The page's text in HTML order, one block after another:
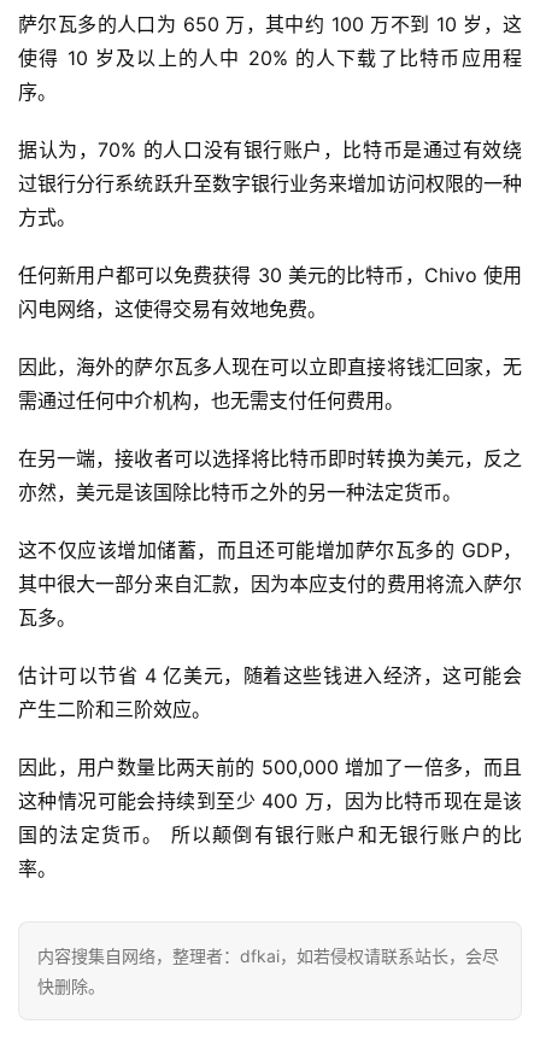
首
萨尔瓦多的人口为 650 万，其中约 100 万不到 10 岁，这
使得 10 岁及以上的人中 20% 的人下载了比特币应用程
序。
据认为，70% 的人口没有银行账户，比特币是通过有效绕
过银行分行系统跃升至数字银行业务来增加访问权限的一种
方式。
任何新用户都可以免费获得 30 美元的比特币，Chivo 使用
闪电网络，这使得交易有效地免费。
因此，海外的萨尔瓦多人现在可以立即直接将钱汇回家，无
需通过任何中介机构，也无需支付任何费用。
在另一端，接收者可以选择将比特币即时转换为美元，反之
亦然，美元是该国除比特币之外的另一种法定货币。
这不仅应该增加储蓄，而且还可能增加萨尔瓦多的 GDP，
其中很大一部分来自汇款，因为本应支付的费用将流入萨尔
瓦多。
估计可以节省 4 亿美元，随着这些钱进入经济，这可能会
产生二阶和三阶效应。
因此，用户数量比两天前的 500,000 增加了一倍多，而且
这种情况可能会持续到至少 400 万，因为比特币现在是该
国的法定货币。 所以颠倒有银行账户和无银行账户的比
率。
内容搜集自网络，整理者：dfkai，如若侵权请联系站长，会尽
快删除。